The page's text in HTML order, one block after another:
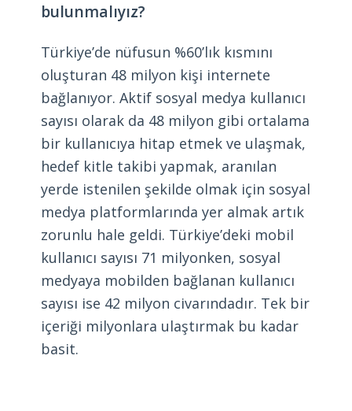
bulunmalıyız?
Türkiye’de nüfusun %60’lık kısmını
oluşturan 48 milyon kişi internete
bağlanıyor. Aktif sosyal medya kullanıcı
sayısı olarak da 48 milyon gibi ortalama
bir kullanıcıya hitap etmek ve ulaşmak,
hedef kitle takibi yapmak, aranılan
yerde istenilen şekilde olmak için sosyal
medya platformlarında yer almak artık
zorunlu hale geldi. Türkiye’deki mobil
kullanıcı sayısı 71 milyonken, sosyal
medyaya mobilden bağlanan kullanıcı
sayısı ise 42 milyon civarındadır. Tek bir
içeriği milyonlara ulaştırmak bu kadar
basit.